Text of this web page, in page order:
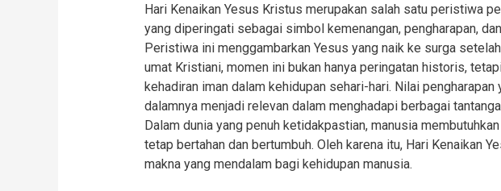
Hari Kenaikan Yesus Kristus merupakan salah satu peristiwa
yang diperingati sebagai simbol kemenangan, pengharapan,
Peristiwa ini menggambarkan Yesus yang naik ke surga
umat Kristiani, momen ini bukan hanya peringatan historis,
kehadiran iman dalam kehidupan sehari-hari. Nilai pengharapan
dalamnya menjadi relevan dalam menghadapi berbagai
Dalam dunia yang penuh ketidakpastian, manusia
tetap bertahan dan bertumbuh. Oleh karena itu, Hari Kenaikan
makna yang mendalam bagi kehidupan manusia.